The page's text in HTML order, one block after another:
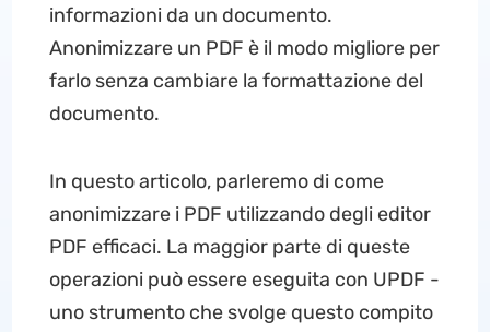
informazioni da un documento.
Anonimizzare un PDF è il modo migliore per
farlo senza cambiare la formattazione del
documento.
In questo articolo, parleremo di come
anonimizzare i PDF utilizzando degli editor
PDF efficaci. La maggior parte di queste
operazioni può essere eseguita con UPDF -
uno strumento che svolge questo compito